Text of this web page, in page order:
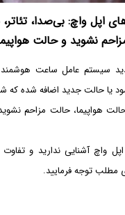
اپل واچ: بی‌صدا،
نشوید و حالت
یا حالت جدید اضافه شده که
هواپیما، حالت مزاحم
واچ آشنایی ندارید و تفاوت
مطلب توجه فرمایید.